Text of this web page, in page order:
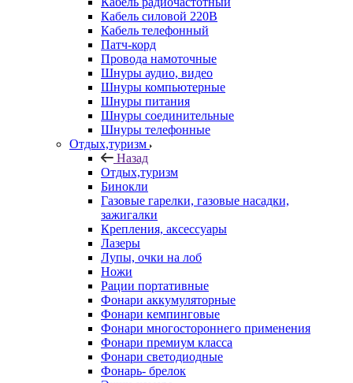
Кабель силовой 220В
Кабель телефонный
Патч-корд
Провода намоточные
Шнуры аудио, видео
Шнуры компьютерные
Шнуры питания
Шнуры соединительные
Шнуры телефонные
Отдых,туризм
Назад
Отдых,туризм
Бинокли
Газовые гарелки, газовые насадки,
зажигалки
Крепления, аксессуары
Лазеры
Лупы, очки на лоб
Ножи
Рации портативные
Фонари аккумуляторные
Фонари кемпинговые
Фонари многостороннего применения
Фонари премиум класса
Фонари светодиодные
Фонарь- брелок